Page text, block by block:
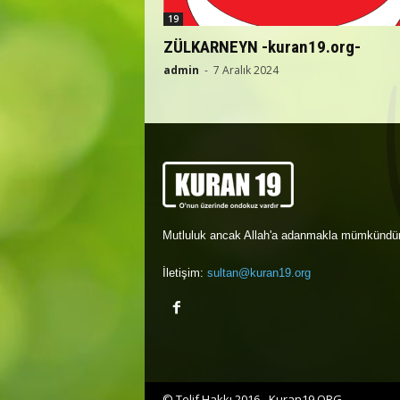
19
ZÜLKARNEYN -kuran19.org-
admin - 7 Aralık 2024
Mutluluk ancak Allah'a adanmakla
İletişim: sultan@kuran19.org